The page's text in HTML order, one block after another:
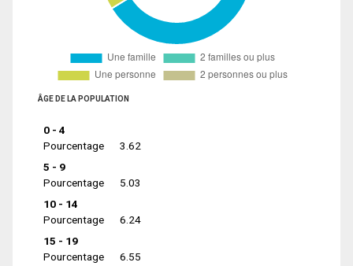
ÂGE DE LA POPULATION
0 - 4
Pourcentage
3.62
5 - 9
Pourcentage
5.03
10 - 14
Pourcentage
6.24
15 - 19
Pourcentage
6.55